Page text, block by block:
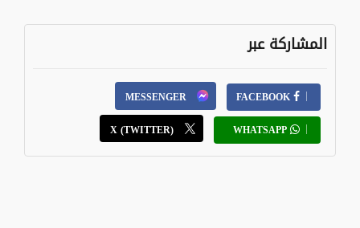
المشاركة عبر
FACEBOOK
MESSENGER
WHATSAPP
X (TWITTER)